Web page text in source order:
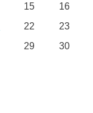
15
16
22
23
29
30